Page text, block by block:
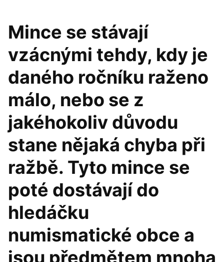
Mince se stávají
vzácnými tehdy, kdy je
daného ročníku raženo
málo, nebo se z
jakéhokoliv důvodu
stane nějaká chyba při
ražbě. Tyto mince se
poté dostávají do
hledáčku
numismatické obce a
jsou předmětem mnoha